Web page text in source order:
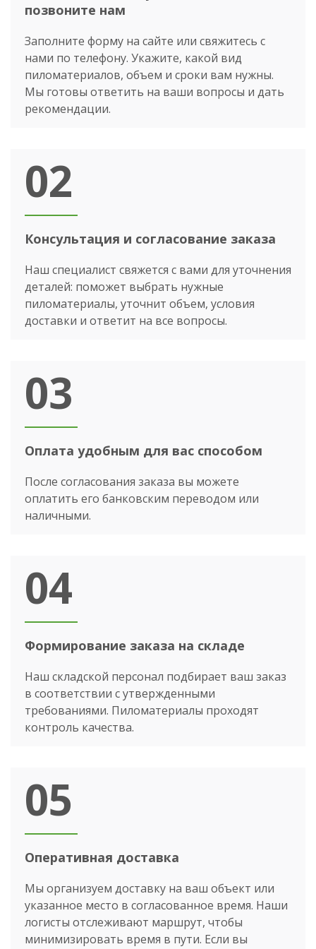
позвоните нам
Заполните форму на сайте или свяжитесь с
нами по телефону. Укажите, какой вид
пиломатериалов, объем и сроки вам нужны.
Мы готовы ответить на ваши вопросы и дать
рекомендации.
02
Консультация и согласование заказа
Наш специалист свяжется с вами для уточнения
деталей: поможет выбрать нужные
пиломатериалы, уточнит объем, условия
доставки и ответит на все вопросы.
03
Оплата удобным для вас способом
После согласования заказа вы можете
оплатить его банковским переводом или
наличными.
04
Формирование заказа на складе
Наш складской персонал подбирает ваш заказ
в соответствии с утвержденными
требованиями. Пиломатериалы проходят
контроль качества.
05
Оперативная доставка
Мы организуем доставку на ваш объект или
указанное место в согласованное время. Наши
логисты отслеживают маршрут, чтобы
минимизировать время в пути. Если вы